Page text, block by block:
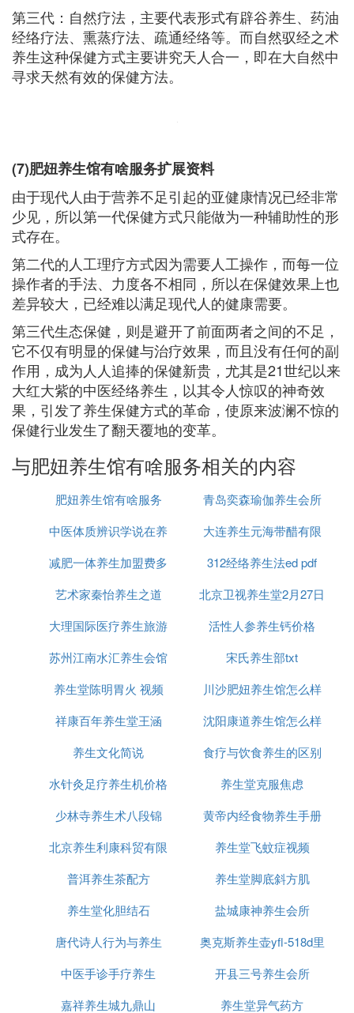
第三代：自然疗法，主要代表形式有辟谷养生、药油
经络疗法、熏蒸疗法、疏通经络等。而自然驭经之术
养生这种保健方式主要讲究天人合一，即在大自然中
寻求天然有效的保健方法。
(7)肥妞养生馆有啥服务扩展资料
由于现代人由于营养不足引起的亚健康情况已经非常
少见，所以第一代保健方式只能做为一种辅助性的形
式存在。
第二代的人工理疗方式因为需要人工操作，而每一位
操作者的手法、力度各不相同，所以在保健效果上也
差异较大，已经难以满足现代人的健康需要。
第三代生态保健，则是避开了前面两者之间的不足，
它不仅有明显的保健与治疗效果，而且没有任何的副
作用，成为人人追捧的保健新贵，尤其是21世纪以来
大红大紫的中医经络养生，以其令人惊叹的神奇效
果，引发了养生保健方式的革命，使原来波澜不惊的
保健行业发生了翻天覆地的变革。
与肥妞养生馆有啥服务相关的内容
肥妞养生馆有啥服务
青岛奕森瑜伽养生会所
中医体质辨识学说在养
生保健护理中的应用
大连养生元海带醋有限
公司
减肥一体养生加盟费多
少
312经络养生法ed pdf
艺术家秦怡养生之道
北京卫视养生堂2月27日
大理国际医疗养生旅游
开发项目
活性人参养生钙价格
苏州江南水汇养生会馆
宋氏养生部txt
养生堂陈明胃火 视频
川沙肥妞养生馆怎么样
祥康百年养生堂王涵
沈阳康道养生馆怎么样
养生文化简说
食疗与饮食养生的区别
水针灸足疗养生机价格
养生堂克服焦虑
少林寺养生术八段锦
黄帝内经食物养生手册
北京养生利康科贸有限
公司
养生堂飞蚊症视频
普洱养生茶配方
养生堂脚底斜方肌
养生堂化胆结石
盐城康神养生会所
唐代诗人行为与养生
奥克斯养生壶yfl-518d里
面有个
中医手诊手疗养生
开县三号养生会所
嘉祥养生城九鼎山
养生堂异气药方